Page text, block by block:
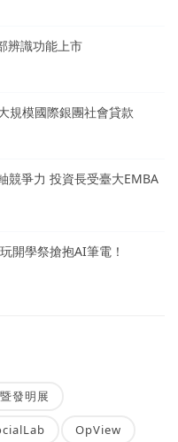
辨識功能上市
規模國際銀團社會貸款
競爭力 投資長受臺大EMBA
開學祭搶抱AI筆電！
發明展
OpView